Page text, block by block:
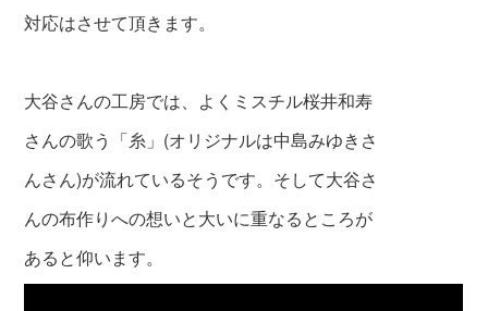
対応はさせて頂きます。
大谷さんの工房では、よくミスチル桜井和寿
さんの歌う「糸」(オリジナルは中島みゆきさ
んさん)が流れているそうです。そして大谷さ
んの布作りへの想いと大いに重なるところが
あると仰います。